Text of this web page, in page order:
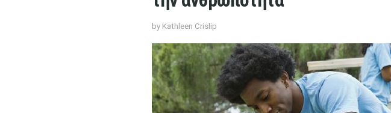
by Kathleen Crislip